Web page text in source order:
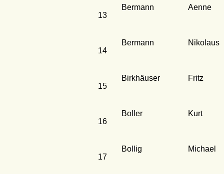
13
Bermann Aenne
14
Bermann Nikolaus
15
Birkhäuser Fritz
16
Boller Kurt
17
Bollig Michael